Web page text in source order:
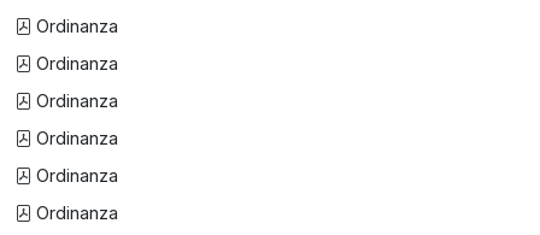
Ordinanza
Ordinanza
Ordinanza
Ordinanza
Ordinanza
Ordinanza